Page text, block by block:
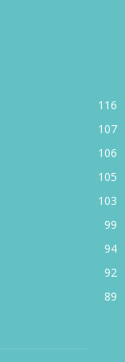
116
107
106
105
103
99
94
92
89